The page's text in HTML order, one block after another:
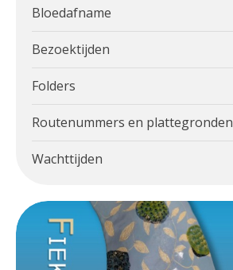
Bloedafname
Bezoektijden
Folders
Routenummers en plattegronden
Wachttijden